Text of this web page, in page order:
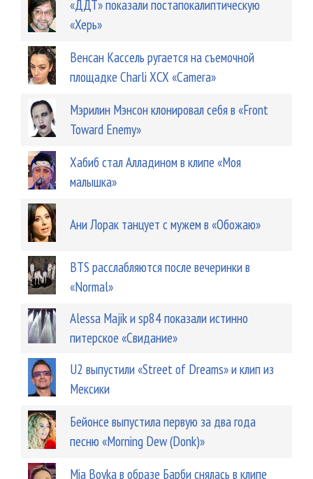
«ДДТ» показали постапокалиптическую
«Херь»
Венсан Кассель ругается на съемочной
площадке Charli XCX «Camera»
Мэрилин Мэнсон клонировал себя в «Front
Toward Enemy»
Хабиб стал Алладином в клипе «Моя
малышка»
Ани Лорак танцует с мужем в «Обожаю»
BTS расслабляются после вечеринки в
«Normal»
Alessa Majik и sp84 показали истинно
питерское «Свидание»
U2 выпустили «Street of Dreams» и клип из
Мексики
Бейонсе выпустила первую за два года
песню «Morning Dew (Donk)»
Mia Boyka в образе Барби снялась в клипе